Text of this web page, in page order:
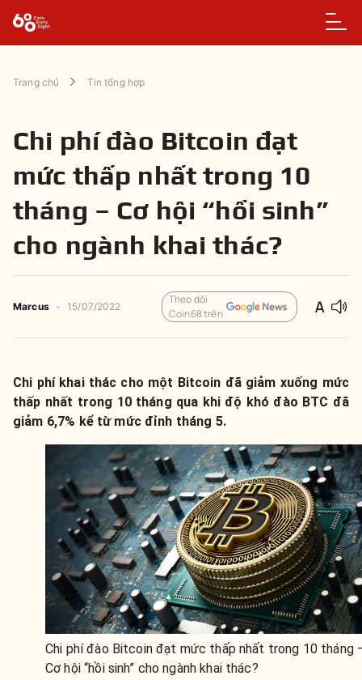
Trang chủ Tin tổng hợp
Chi phí đào Bitcoin đạt
mức thấp nhất trong 10
tháng – Cơ hội “hồi sinh”
cho ngành khai thác?
Marcus - 15/07/2022
Theo dõi
Coin68 trên
Chi phí khai thác cho một Bitcoin đã giảm xuống mức
thấp nhất trong 10 tháng qua khi độ khó đào BTC đã
giảm 6,7% kể từ mức đỉnh tháng 5.
Chi phí đào Bitcoin đạt mức thấp nhất trong 10 tháng
Cơ hội “hồi sinh” cho ngành khai thác?